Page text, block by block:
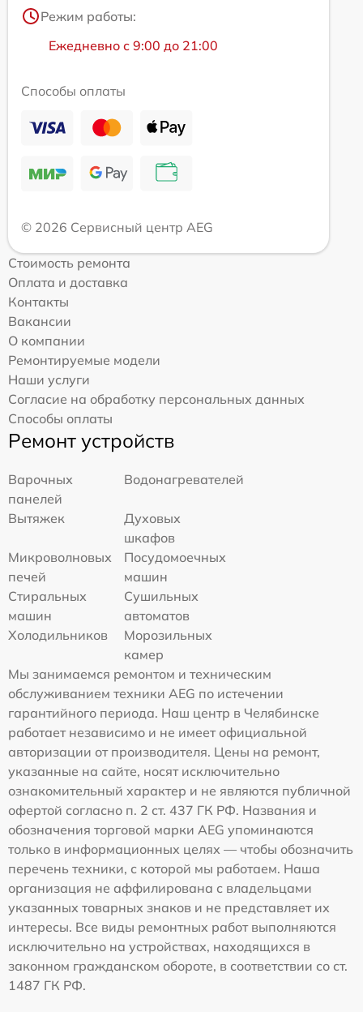
Режим работы:
Ежедневно с 9:00 до 21:00
Способы оплаты
© 2026 Сервисный центр AEG
Стоимость ремонта
Оплата и доставка
Контакты
Вакансии
О компании
Ремонтируемые модели
Наши услуги
Согласие на обработку персональных данных
Способы оплаты
Ремонт устройств
Варочных
панелей
Водонагревателей
Вытяжек
Духовых
шкафов
Микроволновых
печей
Посудомоечных
машин
Стиральных
машин
Сушильных
автоматов
Холодильников
Морозильных
камер
Мы занимаемся ремонтом и техническим
обслуживанием техники AEG по истечении
гарантийного периода. Наш центр в Челябинске
работает независимо и не имеет официальной
авторизации от производителя. Цены на ремонт,
указанные на сайте, носят исключительно
ознакомительный характер и не являются публичной
офертой согласно п. 2 ст. 437 ГК РФ. Названия и
обозначения торговой марки AEG упоминаются
только в информационных целях — чтобы обозначить
перечень техники, с которой мы работаем. Наша
организация не аффилирована с владельцами
указанных товарных знаков и не представляет их
интересы. Все виды ремонтных работ выполняются
исключительно на устройствах, находящихся в
законном гражданском обороте, в соответствии со ст.
1487 ГК РФ.